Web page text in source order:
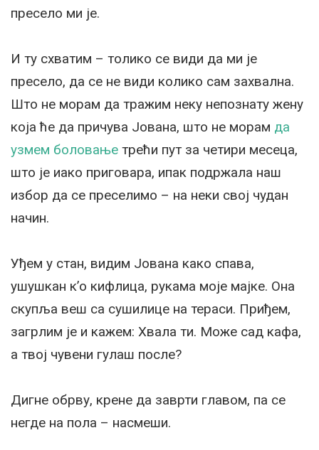
пресело ми је.
И ту схватим – толико се види да ми је
пресело, да се не види колико сам захвална.
Што не морам да тражим неку непознату жену
која ће да причува Јована, што не морам да
узмем боловање трећи пут за четири месеца,
што је иако приговара, ипак подржала наш
избор да се преселимо – на неки свој чудан
начин.
Уђем у стан, видим Јована како спава,
ушушкан к’о кифлица, рукама моје мајке. Она
скупља веш са сушилице на тераси. Приђем,
загрлим је и кажем: Хвала ти. Може сад кафа,
а твој чувени гулаш после?
Дигне обрву, крене да заврти главом, па се
негде на пола – насмеши.